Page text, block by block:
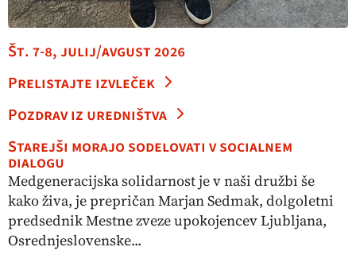
Št. 7-8, julij/avgust 2026
Prelistajte izvleček
Pozdrav iz uredništva
Starejši morajo sodelovati v socialnem
dialogu
Medgeneracijska solidarnost je v naši družbi še
kako živa, je prepričan Marjan Sedmak, dolgoletni
predsednik Mestne zveze upokojencev Ljubljana,
Osrednjeslovenske...